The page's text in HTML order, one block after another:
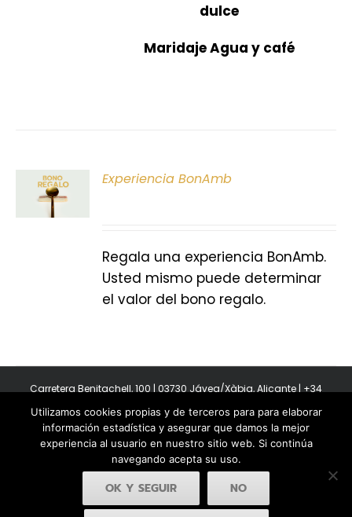
dulce
Maridaje Agua y café
Experiencia BonAmb
Regala una experiencia BonAmb.
Usted mismo puede determinar
el valor del bono regalo.
Carretera Benitachell, 100 | 03730 Jávea/Xàbia, Alicante | +34
Copyright 2011-2026 BonAmb Restaurant | All Rights Reserved |
Política de privacidad|Powered by Insertcom
Utilizamos cookies propias y de terceros para para elaborar
información estadística y asegurar que damos la mejor
experiencia al usuario en nuestro sitio web. Si continúa
navegando acepta su uso.
OK Y SEGUIR NO